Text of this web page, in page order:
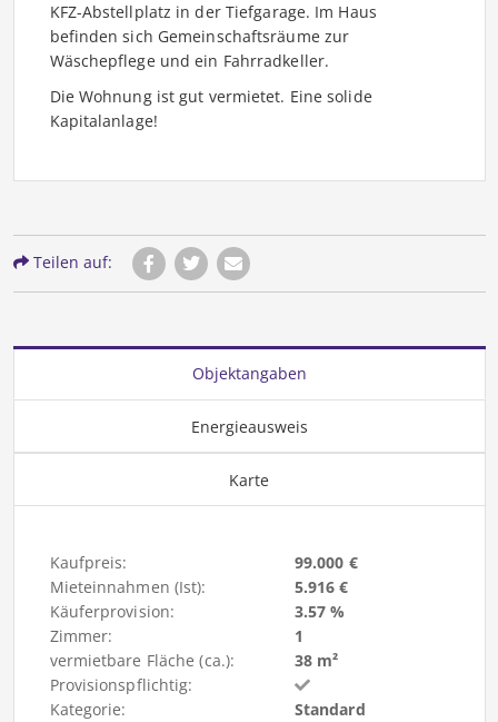
KFZ-Abstellplatz in der Tiefgarage. Im Haus
befinden sich Gemeinschaftsräume zur
Wäschepflege und ein Fahrradkeller.
Die Wohnung ist gut vermietet. Eine solide
Kapitalanlage!
Teilen auf:
Objektangaben
Energieausweis
Karte
Kaufpreis:
99.000 €
Mieteinnahmen (Ist):
5.916 €
Käuferprovision:
3.57 %
Zimmer:
1
vermietbare Fläche (ca.):
38 m²
Provisionspflichtig:
Kategorie:
Standard